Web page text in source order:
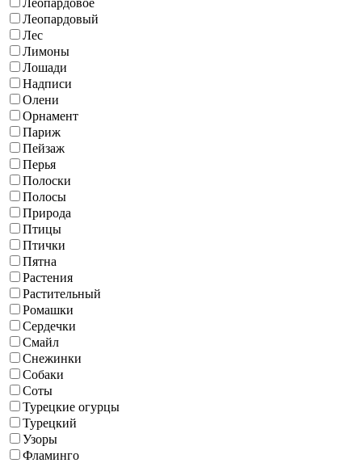
Леопардовый
Лес
Лимоны
Лошади
Надписи
Олени
Орнамент
Париж
Пейзаж
Перья
Полоски
Полосы
Природа
Птицы
Птички
Пятна
Растения
Растительный
Ромашки
Сердечки
Смайл
Снежинки
Собаки
Соты
Турецкие огурцы
Турецкий
Узоры
Фламинго